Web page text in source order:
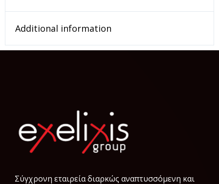
Additional information
Σύγχρονη εταιρεία διαρκώς αναπτυσσόμενη και